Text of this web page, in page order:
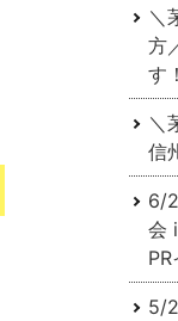
＼
方
す！
＼
信
6/
会
5/